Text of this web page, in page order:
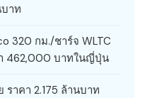
บาท
320 กม./ชาร์จ WLTC
462,000 บาทในญี่ปุ่น
ราคา 2.175 ล้านบาท